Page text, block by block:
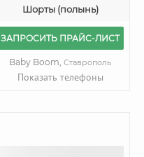
Шорты (полынь)
ЗАПРОСИТЬ ПРАЙС-ЛИСТ
Baby Boom,Ставрополь
Показать телефоны